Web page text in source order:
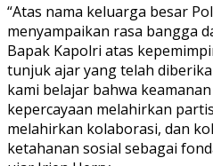
“Atas nama keluarga besar
menyampaikan rasa bangga
Bapak Kapolri atas
tunjuk ajar yang telah
kami belajar bahwa
kepercayaan melahirkan
melahirkan kolaborasi, dan
ketahanan sosial sebagai